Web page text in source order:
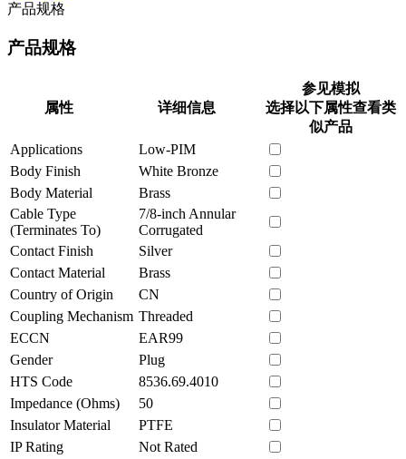
产品规格
产品规格
属性 详细信息
参见模拟
选择以下属性查看类
似产品
Applications
Low-PIM
Body Finish
White Bronze
Body Material
Brass
Cable Type
(Terminates To)
7/8-inch Annular
Corrugated
Contact Finish
Silver
Contact Material
Brass
Country of Origin
CN
Coupling Mechanism Threaded
ECCN
EAR99
Gender
Plug
HTS Code
8536.69.4010
Impedance (Ohms)
50
Insulator Material
PTFE
IP Rating
Not Rated